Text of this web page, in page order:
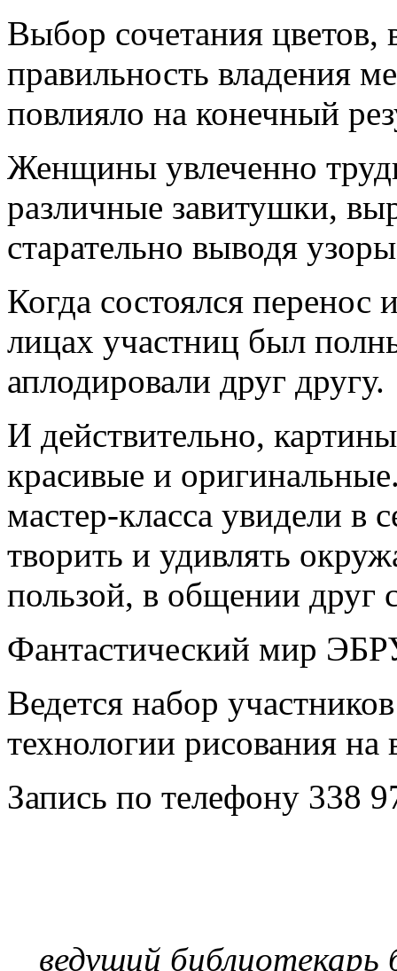
Выбор сочетания цветов,
правильность владения
повлияло на конечный
Женщины увлеченно
различные завитушки,
старательно выводя
Когда состоялся перенос
лицах участниц был
аплодировали друг другу.
И действительно,
красивые и
мастер-класса увидели в
творить и удивлять
пользой, в общении друг
Фантастический мир
Ведется набор
технологии рисования
Запись по телефону 338
ведущий